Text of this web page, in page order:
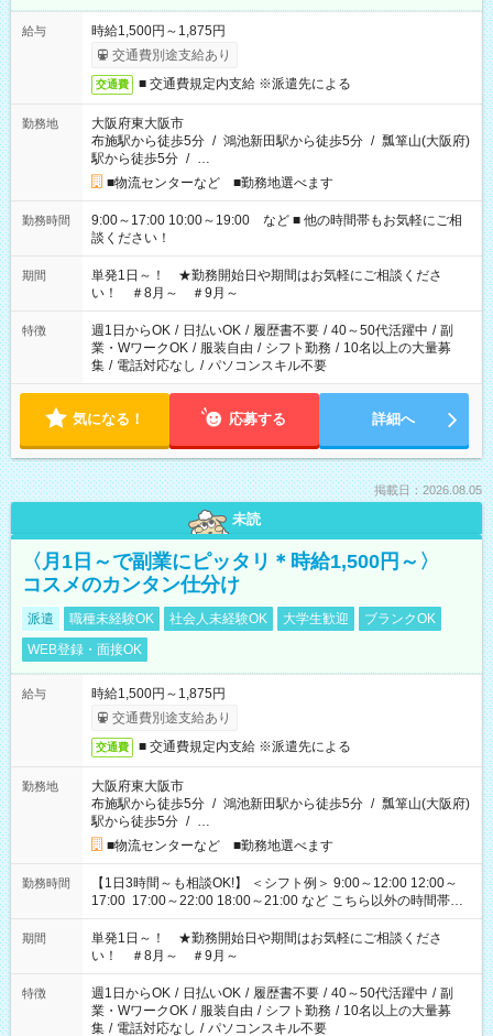
給与
時給1,500円～1,875円
交通費別途支給あり
交通費 ■ 交通費規定内支給 ※派遣先による
勤務地
大阪府東大阪市
布施駅から徒歩5分 / 鴻池新田駅から徒歩5分 / 瓢箪山(大阪府)
駅から徒歩5分 / …
■物流センターなど ■勤務地選べます
勤務時間
9:00～17:00 10:00～19:00 など ■ 他の時間帯もお気軽にご相
談ください！
期間
単発1日～！ ★勤務開始日や期間はお気軽にご相談くださ
い！ ＃8月～ ＃9月～
特徴 週1日からOK / 日払いOK / 履歴書不要 / 40～50代活躍中 / 副
業・WワークOK / 服装自由 / シフト勤務 / 10名以上の大量募
集 / 電話対応なし / パソコンスキル不要
気になる！ 応募する 詳細へ
掲載日：2026.08.05
未読
〈月1日～で副業にピッタリ＊時給1,500円～〉
コスメのカンタン仕分け
派遣 職種未経験OK 社会人未経験OK 大学生歓迎
ブランクOK
WEB登録・面接OK
給与
時給1,500円～1,875円
交通費別途支給あり
交通費 ■ 交通費規定内支給 ※派遣先による
勤務地
大阪府東大阪市
布施駅から徒歩5分 / 鴻池新田駅から徒歩5分 / 瓢箪山(大阪府)
駅から徒歩5分 / …
■物流センターなど ■勤務地選べます
勤務時間
【1日3時間～も相談OK!】 ＜シフト例＞ 9:00～12:00 12:00～
17:00 17:00～22:00 18:00～21:00 など こちら以外の時間帯も
お気軽にご相談ください！
期間
単発1日～！ ★勤務開始日や期間はお気軽にご相談くださ
い！ ＃8月～ ＃9月～
特徴 週1日からOK / 日払いOK / 履歴書不要 / 40～50代活躍中 / 副
業・WワークOK / 服装自由 / シフト勤務 / 10名以上の大量募
集 / 電話対応なし / パソコンスキル不要